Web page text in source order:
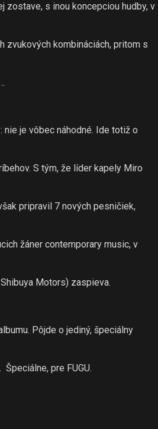
zostave, s inou koncepciou hudby, v
zvukových kombináciách, pritom s
nie je vôbec náhodné. Ide totiž o
S tým, že líder kapely Miro
pripravil 7 nových pesničiek,
žáner contemporary music, v
Motors) zaspieva.
Pôjde o jediný, špeciálny
pre FUGU.